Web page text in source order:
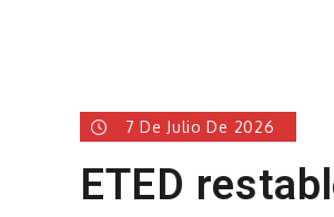
7 De Julio De 2026
ETED